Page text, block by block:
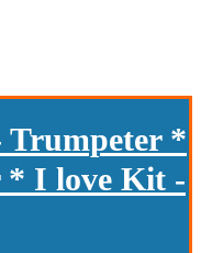
Trumpeter *
* I love Kit -